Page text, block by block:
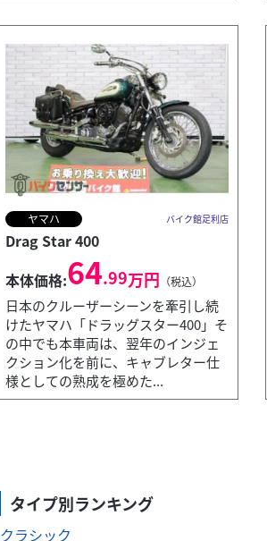
ヤマハ バイク館足利店
Drag Star 400
本体価格:64.99万円 （税込）
日本のクルーザーシーンを牽引し続
けたヤマハ「ドラッグスター400」そ
の中でも本車両は、翌年のインジェ
クション化を前に、キャブレター仕
様としての熟成を極めた...
タイプ別ランキング
クラシック